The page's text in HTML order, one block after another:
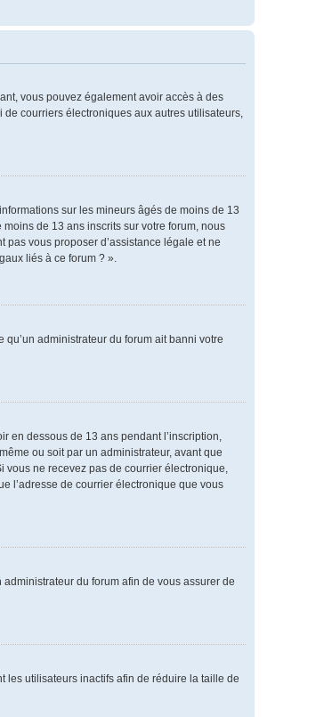
vous pouvez également avoir accès à des
de courriers électroniques aux autres utilisateurs,
sur les mineurs âgés de moins de 13
de 13 ans inscrits sur votre forum, nous
vous proposer d’assistance légale et ne
liés à ce forum ? ».
qu’un administrateur du forum ait banni votre
en dessous de 13 ans pendant l’inscription,
ou soit par un administrateur, avant que
vous ne recevez pas de courrier électronique,
l’adresse de courrier électronique que vous
du forum afin de vous assurer de
les utilisateurs inactifs afin de réduire la taille de